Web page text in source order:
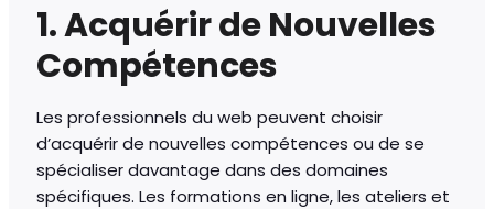
1. Acquérir de Nouvelles
Compétences
Les professionnels du web peuvent choisir
d’acquérir de nouvelles compétences ou de se
spécialiser davantage dans des domaines
spécifiques. Les formations en ligne, les ateliers et